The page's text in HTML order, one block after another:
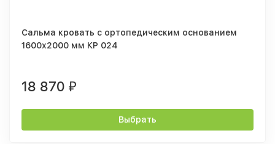
Сальма кровать с ортопедическим основанием
1600x2000 мм КР 024
18 870 ₽
Выбрать